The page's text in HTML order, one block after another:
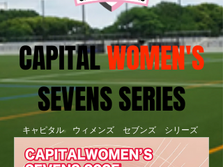
CAPITALWOMEN'S
SEVENS SERIES
キャピタル ウィメンズ セブンズ シリーズ